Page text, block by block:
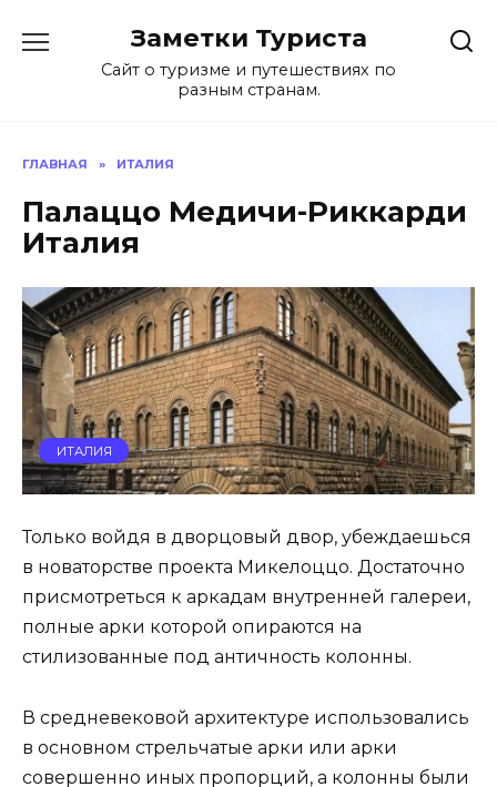
содержанию
Заметки Туриста
Сайт о туризме и путешествиях по
разным странам.
ГЛАВНАЯ » ИТАЛИЯ
Палаццо Медичи-Риккарди
Италия
ИТАЛИЯ
Только войдя в дворцовый двор, убеждаешься
в новаторстве проекта Микелоццо. Достаточно
присмотреться к аркадам внутренней галереи,
полные арки которой опираются на
стилизованные под античность колонны.
В средневековой архитектуре использовались
в основном стрельчатые арки или арки
совершенно иных пропорций, а колонны были